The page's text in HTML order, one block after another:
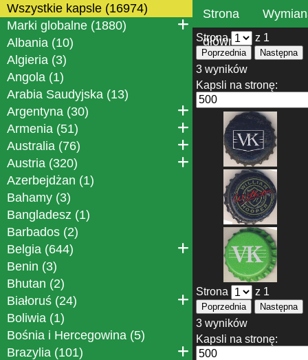
Wszystkie kapsle (16974)
Marki globalne (1880)
Albania (10)
Algieria (3)
Angola (1)
Arabia Saudyjska (13)
Argentyna (30)
Armenia (51)
Australia (76)
Austria (320)
Azerbejdżan (1)
Bahamy (3)
Bangladesz (1)
Barbados (2)
Belgia (644)
Benin (3)
Bhutan (2)
Białoruś (24)
Boliwia (1)
Bośnia i Hercegowina (5)
Brazylia (101)
Strona
główna
Strona z 1
Poprzednia Następna
3 wyników
Kapsli na stronę:
Strona z 1
Poprzednia Następna
3 wyników
Kapsli na stronę: